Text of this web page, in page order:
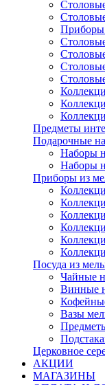
Предметы
Подарочные
Наборы
Наборы
Приборы из
Посуда из
Чайные
Винные
Вазы
Церковное
АКЦИИ
МАГАЗИНЫ